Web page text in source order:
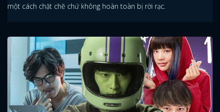
một cách chặt chẽ chứ không hoàn toàn bị rời rạc.